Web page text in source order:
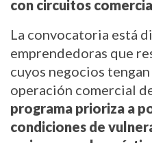
con circuitos
La convocatoria está
emprendedoras que
cuyos negocios
operación comercial
programa prioriza a
condiciones de